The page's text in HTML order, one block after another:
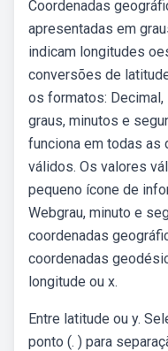
Coordenadas
apresentadas em
indicam longitudes
conversões de
os formatos:
graus, minutos e
funciona em todas
válidos. Os valores
pequeno ícone de
Webgrau, minuto e
coordenadas
coordenadas
longitude ou x.
Entre latitude ou y.
ponto (. ) para